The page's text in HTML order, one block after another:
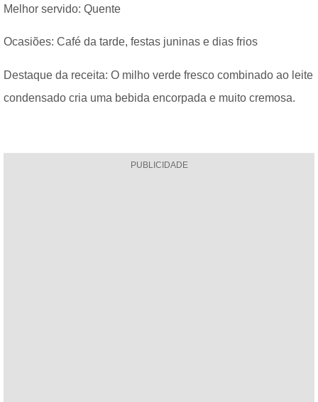
Melhor servido: Quente
Ocasiões: Café da tarde, festas juninas e dias frios
Destaque da receita: O milho verde fresco combinado ao leite
condensado cria uma bebida encorpada e muito cremosa.
PUBLICIDADE